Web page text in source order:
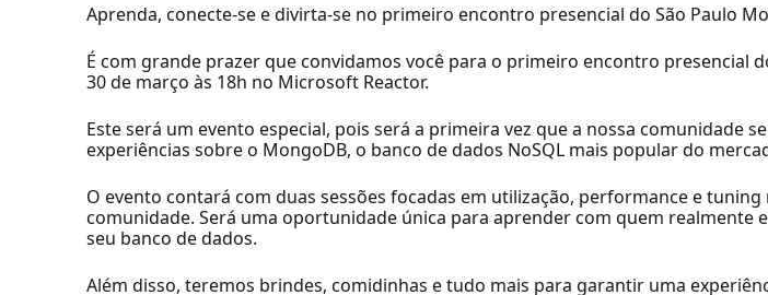
Aprenda, conecte-se e divirta-se no primeiro encontro presencial do São Paulo
É com grande prazer que convidamos você para o primeiro encontro presencial
30 de março às 18h no Microsoft Reactor.
Este será um evento especial, pois será a primeira vez que a nossa comunidade
experiências sobre o MongoDB, o banco de dados NoSQL mais popular do
O evento contará com duas sessões focadas em utilização, performance e
comunidade. Será uma oportunidade única para aprender com quem
seu banco de dados.
Além disso, teremos brindes, comidinhas e tudo mais para garantir uma